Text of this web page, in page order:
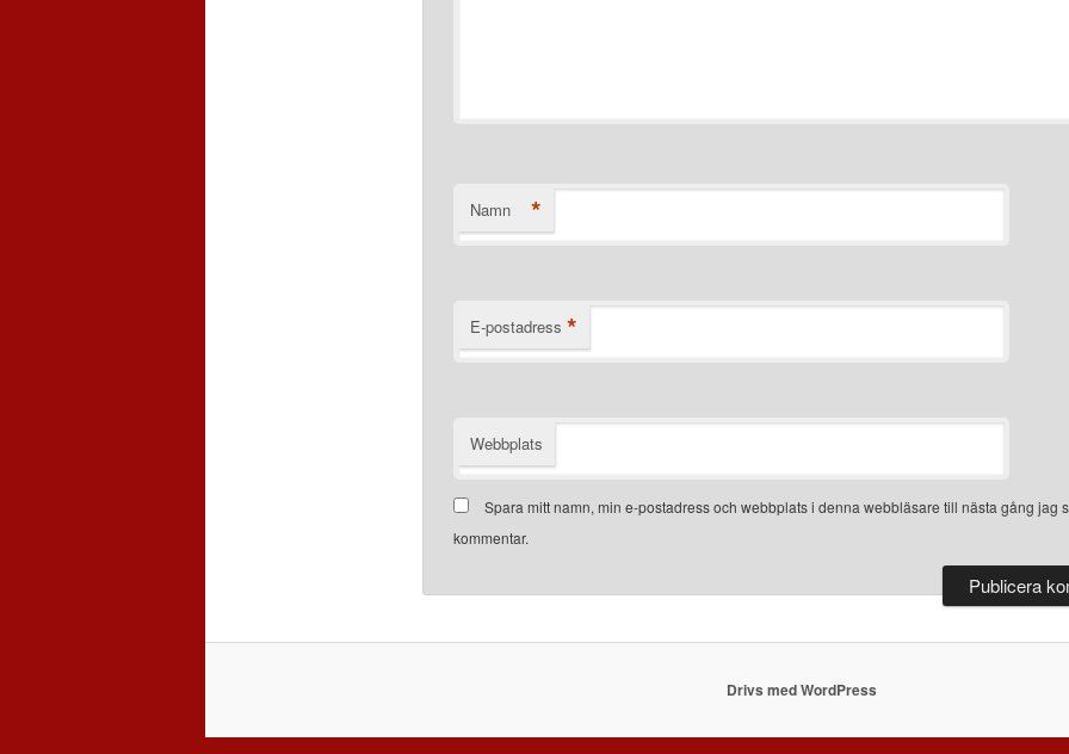
Namn *
E-postadress *
Webbplats
Spara mitt namn, min e-postadress och webbplats i denna webbläsare till nästa gång jag
kommentar.
Drivs med WordPress